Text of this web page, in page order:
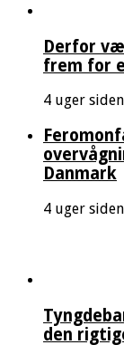
Derfor
frem for
4 uger siden
Danmark
4 uger siden
den